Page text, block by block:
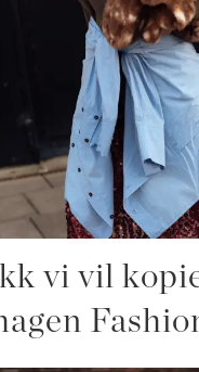
vi vil